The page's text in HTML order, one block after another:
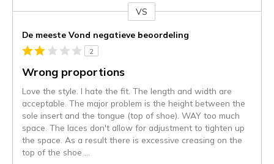
content
wordt
momenteel
gemigreerd
de
niejee
page_id.
kunt
VS
De meeste Vond negatieve beoordeling
2
Wrong proportions
Love the style. I hate the fit. The length and width are
acceptable. The major problem is the height between the
sole insert and the tongue (top of shoe). WAY too much
space. The laces don't allow for adjustment to tighten up
the space. As a result there is excessive creasing on the
top of the shoe